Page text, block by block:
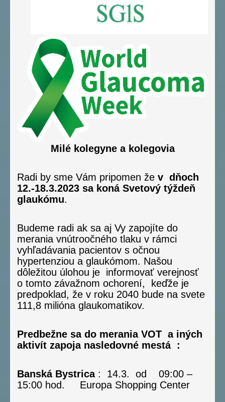
Milé kolegyne a kolegovia
Radi by sme Vám pripomen že v dňoch
12.-18.3.2023 sa koná Svetový týždeň
glaukómu.
Budeme radi ak sa aj Vy zapojíte do
merania vnútroočného tlaku v rámci
vyhľadávania pacientov s očnou
hypertenziou a glaukómom. Našou
dôležitou úlohou je informovať verejnosť
o tomto závažnom ochorení, keďže je
predpoklad, že v roku 2040 bude na svete
111,8 milióna glaukomatikov.
Predbežne sa do merania VOT a iných
aktivít zapoja nasledovné mestá :
Banská Bystrica: 14.3. od 09:00 –
15:00 hod. Europa Shopping Center